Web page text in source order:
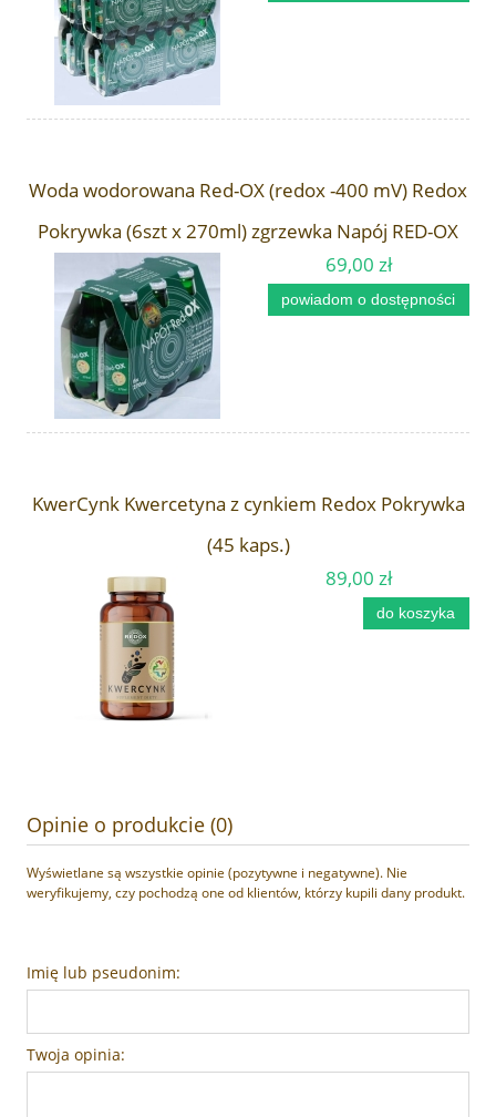
Woda wodorowana Red-OX (redox -400 mV) Redox
Pokrywka (6szt x 270ml) zgrzewka Napój RED-OX
69,00 zł
powiadom o dostępności
KwerCynk Kwercetyna z cynkiem Redox Pokrywka
(45 kaps.)
89,00 zł
do koszyka
Opinie o produkcie (0)
Wyświetlane są wszystkie opinie (pozytywne i negatywne). Nie
weryfikujemy, czy pochodzą one od klientów, którzy kupili dany produkt.
Imię lub pseudonim:
Twoja opinia: